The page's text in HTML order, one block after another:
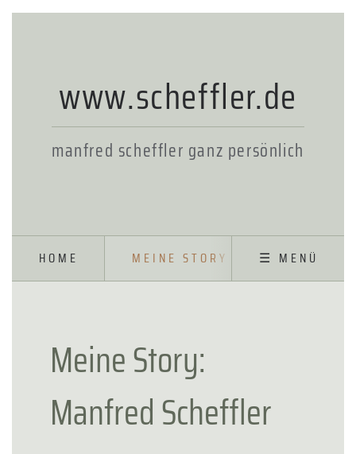
www.scheffler.de
manfred scheffler ganz persönlich
HOME MEINE STORY ☰ MENÜ
Meine Story:
Manfred Scheffler